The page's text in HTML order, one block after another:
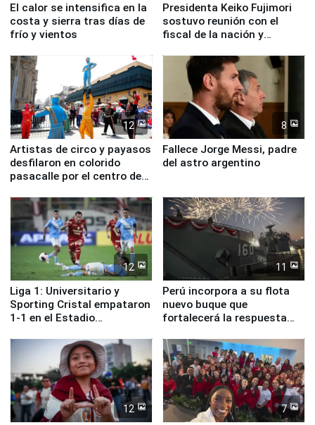
El calor se intensifica en la
costa y sierra tras días de
frío y vientos
Presidenta Keiko Fujimori
sostuvo reunión con el
fiscal de la nación y
12
Artistas de circo y payasos
desfilaron en colorido
pasacalle por el centro de
8
Fallece Jorge Messi, padre
del astro argentino
12
Liga 1: Universitario y
Sporting Cristal empataron
1-1 en el Estadio
11
Perú incorpora a su flota
nuevo buque que
fortalecerá la respuesta
12 7